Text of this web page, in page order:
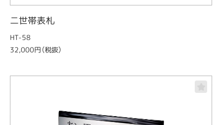
二世帯表札
HT-58
32,000円（税抜）